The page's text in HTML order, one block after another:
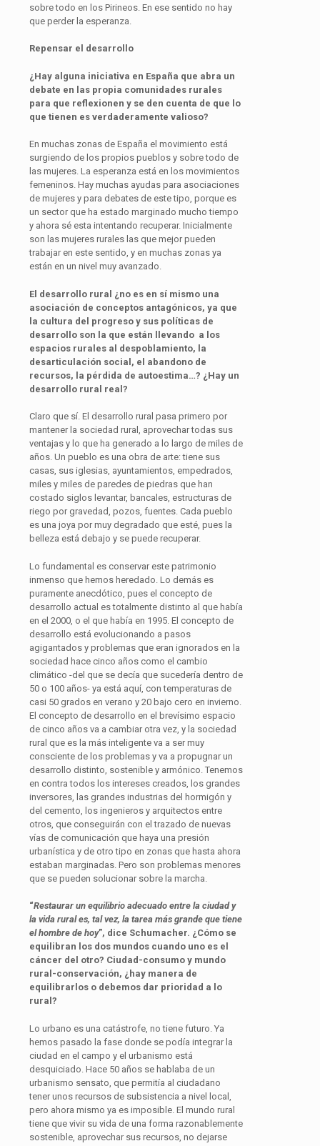
sobre todo en los Pirineos. En ese sentido no hay
que perder la esperanza.
Repensar el desarrollo
¿Hay alguna iniciativa en España que abra un
debate en las propia comunidades rurales
para que reflexionen y se den cuenta de que lo
que tienen es verdaderamente valioso?
En muchas zonas de España el movimiento está
surgiendo de los propios pueblos y sobre todo de
las mujeres. La esperanza está en los movimientos
femeninos. Hay muchas ayudas para asociaciones
de mujeres y para debates de este tipo, porque es
un sector que ha estado marginado mucho tiempo
y ahora sé esta intentando recuperar. Inicialmente
son las mujeres rurales las que mejor pueden
trabajar en este sentido, y en muchas zonas ya
están en un nivel muy avanzado.
El desarrollo rural ¿no es en sí mismo una
asociación de conceptos antagónicos, ya que
la cultura del progreso y sus políticas de
desarrollo son la que están llevando a los
espacios rurales al despoblamiento, la
desarticulación social, el abandono de
recursos, la pérdida de autoestima…? ¿Hay un
desarrollo rural real?
Claro que sí. El desarrollo rural pasa primero por
mantener la sociedad rural, aprovechar todas sus
ventajas y lo que ha generado a lo largo de miles de
años. Un pueblo es una obra de arte: tiene sus
casas, sus iglesias, ayuntamientos, empedrados,
miles y miles de paredes de piedras que han
costado siglos levantar, bancales, estructuras de
riego por gravedad, pozos, fuentes. Cada pueblo
es una joya por muy degradado que esté, pues la
belleza está debajo y se puede recuperar.
Lo fundamental es conservar este patrimonio
inmenso que hemos heredado. Lo demás es
puramente anecdótico, pues el concepto de
desarrollo actual es totalmente distinto al que había
en el 2000, o el que había en 1995. El concepto de
desarrollo está evolucionando a pasos
agigantados y problemas que eran ignorados en la
sociedad hace cinco años como el cambio
climático -del que se decía que sucedería dentro de
50 o 100 años- ya está aquí, con temperaturas de
casi 50 grados en verano y 20 bajo cero en invierno.
El concepto de desarrollo en el brevísimo espacio
de cinco años va a cambiar otra vez, y la sociedad
rural que es la más inteligente va a ser muy
consciente de los problemas y va a propugnar un
desarrollo distinto, sostenible y armónico. Tenemos
en contra todos los intereses creados, los grandes
inversores, las grandes industrias del hormigón y
del cemento, los ingenieros y arquitectos entre
otros, que conseguirán con el trazado de nuevas
vías de comunicación que haya una presión
urbanística y de otro tipo en zonas que hasta ahora
estaban marginadas. Pero son problemas menores
que se pueden solucionar sobre la marcha.
“Restaurar un equilibrio adecuado entre la ciudad y
la vida rural es, tal vez, la tarea más grande que tiene
el hombre de hoy”, dice Schumacher. ¿Cómo se
equilibran los dos mundos cuando uno es el
cáncer del otro? Ciudad-consumo y mundo
rural-conservación, ¿hay manera de
equilibrarlos o debemos dar prioridad a lo
rural?
Lo urbano es una catástrofe, no tiene futuro. Ya
hemos pasado la fase donde se podía integrar la
ciudad en el campo y el urbanismo está
desquiciado. Hace 50 años se hablaba de un
urbanismo sensato, que permitía al ciudadano
tener unos recursos de subsistencia a nivel local,
pero ahora mismo ya es imposible. El mundo rural
tiene que vivir su vida de una forma razonablemente
sostenible, aprovechar sus recursos, no dejarse